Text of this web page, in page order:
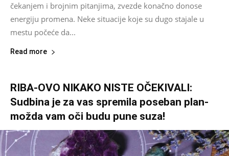
čekanjem i brojnim pitanjima, zvezde konačno donose
energiju promena. Neke situacije koje su dugo stajale u
mestu počeće da...
Read more
RIBA-OVO NIKAKO NISTE OČEKIVALI:
Sudbina je za vas spremila poseban plan-
možda vam oči budu pune suza!